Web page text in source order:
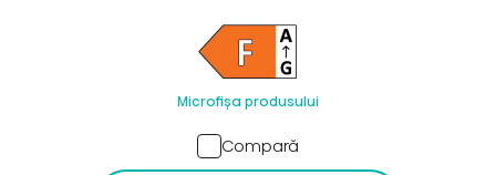
Microfișa produsului
Compară